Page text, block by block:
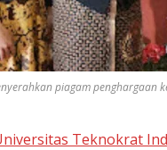
piagam penghargaan
Teknokrat